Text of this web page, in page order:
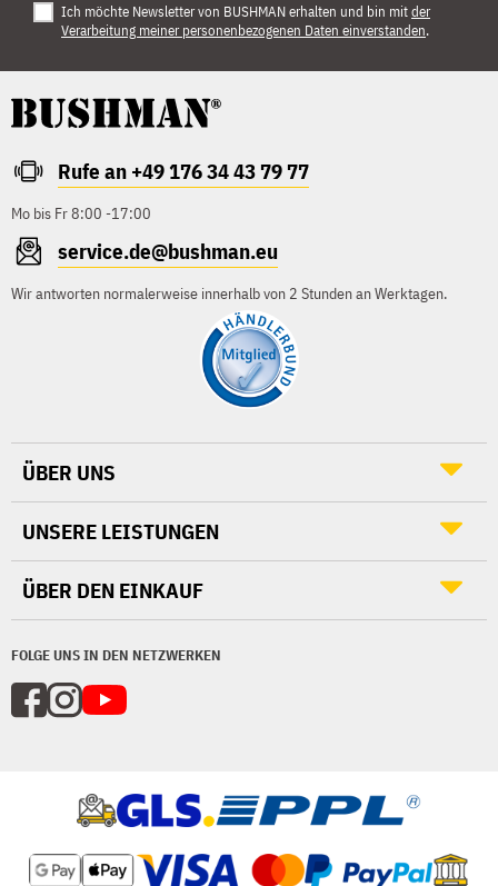
Ich möchte Newsletter von BUSHMAN erhalten und bin mitder
Verarbeitung meiner personenbezogenen Daten einverstanden.
Rufe an +49 176 34 43 79 77
Mo bis Fr 8:00 -17:00
service.de@bushman.eu
Wir antworten normalerweise innerhalb von 2 Stunden an Werktagen.
FOLGE UNS IN DEN NETZWERKEN
ÜBER UNS
UNSERE LEISTUNGEN
ÜBER DEN EINKAUF